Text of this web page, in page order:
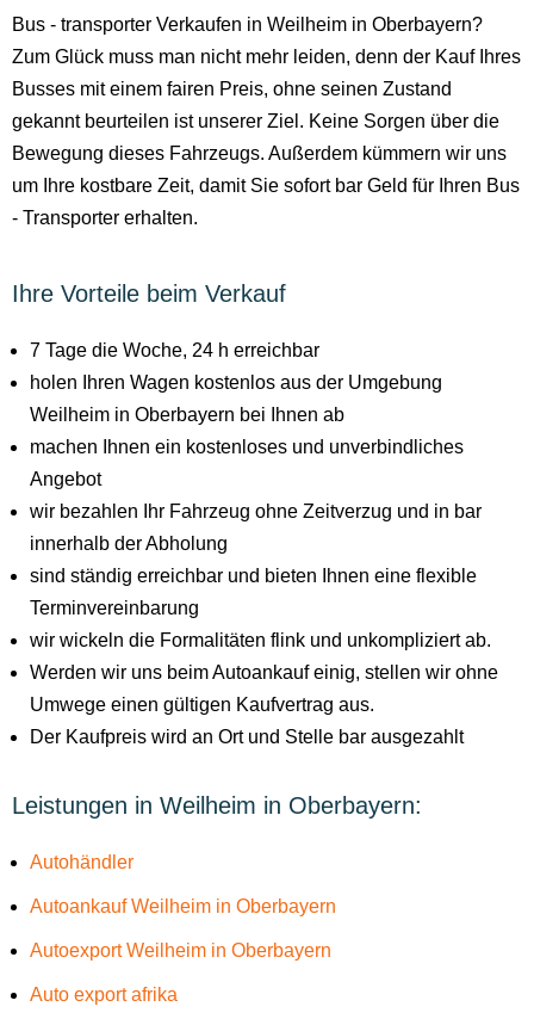
Bus - transporter Verkaufen in Weilheim in Oberbayern?
Zum Glück muss man nicht mehr leiden, denn der Kauf Ihres
Busses mit einem fairen Preis, ohne seinen Zustand
gekannt beurteilen ist unserer Ziel. Keine Sorgen über die
Bewegung dieses Fahrzeugs. Außerdem kümmern wir uns
um Ihre kostbare Zeit, damit Sie sofort bar Geld für Ihren Bus
- Transporter erhalten.
Ihre Vorteile beim Verkauf
7 Tage die Woche, 24 h erreichbar
holen Ihren Wagen kostenlos aus der Umgebung
Weilheim in Oberbayern bei Ihnen ab
machen Ihnen ein kostenloses und unverbindliches
Angebot
wir bezahlen Ihr Fahrzeug ohne Zeitverzug und in bar
innerhalb der Abholung
sind ständig erreichbar und bieten Ihnen eine flexible
Terminvereinbarung
wir wickeln die Formalitäten flink und unkompliziert ab.
Werden wir uns beim Autoankauf einig, stellen wir ohne
Umwege einen gültigen Kaufvertrag aus.
Der Kaufpreis wird an Ort und Stelle bar ausgezahlt
Leistungen in Weilheim in Oberbayern:
Autohändler
Autoankauf Weilheim in Oberbayern
Autoexport Weilheim in Oberbayern
Auto export afrika